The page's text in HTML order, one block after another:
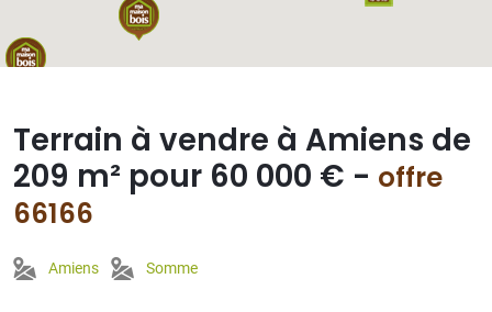
Terrain à vendre à Amiens de
209 m² pour 60 000 € - offre
66166
Amiens Somme